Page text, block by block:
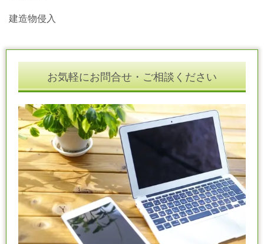
建造物侵入
お気軽にお問合せ・ご相談ください